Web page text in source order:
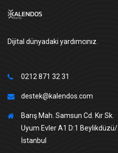
Dijital dünyadaki yardımcınız.
0212 871 32 31
destek@kalendos.com
Barış Mah. Samsun Cd. Kır Sk.
Uyum Evler A1 D:1 Beylikdüzü/
İstanbul